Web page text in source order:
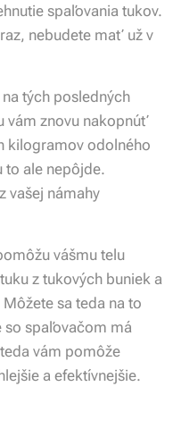
spaľovania tukov.
nebudete mať už v
tých posledných
vám znovu nakopnúť
kilogramov odolného
to ale nepôjde.
vašej námahy
vášmu telu
z tukových buniek a
sa teda na to
spaľovačom má
vám pomôže
a efektívnejšie.